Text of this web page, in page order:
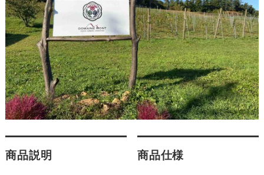
商品説明 商品仕様